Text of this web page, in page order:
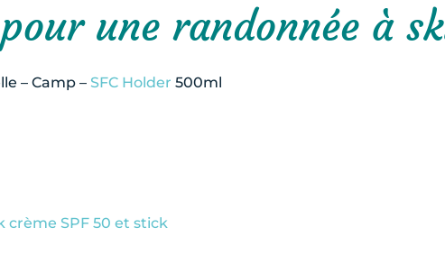
une randonnée à
– Camp – SFC Holder 500ml
crème SPF 50 et stick